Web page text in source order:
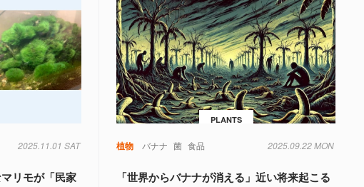
2025.11.01 SAT
リモが「民家
PLANTS
植物 バナナ 菌 食品 2025.09.22 MON
「世界からバナナが消える」近い将来起こる